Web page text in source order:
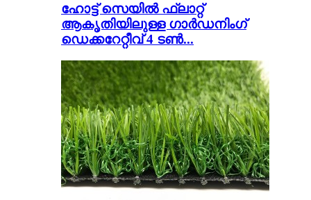
ഹോട്ട് സെയിൽ ഫ്ലാറ്റ്
ആകൃതിയിലുള്ള ഗാർഡനിംഗ്
ഡെക്കറേറ്റീവ് 4 ടൺ...